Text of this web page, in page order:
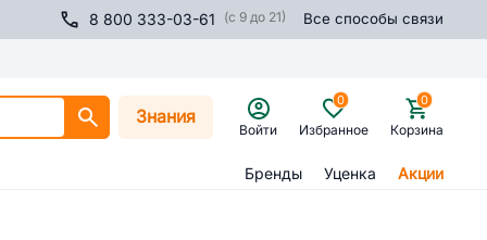
8 800 333-03-61 (с 9 до 21) Все способы связи
Знания
Войти Избранное
0
Корзина
0
Бренды Уценка Акции